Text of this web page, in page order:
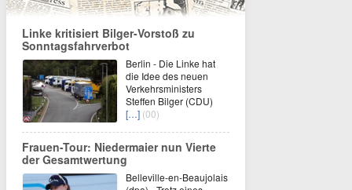
Linke kritisiert Bilger-Vorstoß zu
Sonntagsfahrverbot
Berlin - Die Linke hat
die Idee des neuen
Verkehrsministers
Steffen Bilger (CDU)
[…] (00)
Frauen-Tour: Niedermaier nun Vierte
der Gesamtwertung
Belleville-en-Beaujolais